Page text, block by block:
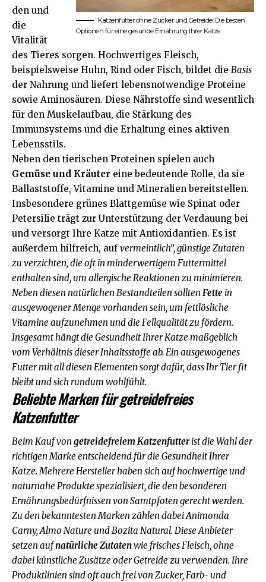
Katzenfutter ohne Zucker und Getreide: Die besten
Optionen für einegesunde Ernährung Ihrer Katze
den und
die
Vitalität
des Tieres sorgen. Hochwertiges Fleisch,
beispielsweise Huhn, Rind oder Fisch, bildet die Basis
der Nahrung und liefert lebensnotwendige Proteine
sowie Aminosäuren. Diese Nährstoffe sind wesentlich
für den Muskelaufbau, die Stärkung des
Immunsystems und die Erhaltung eines aktiven
Lebensstils.
Neben den tierischen Proteinen spielen auch
Gemüse und Kräuter eine bedeutende Rolle, da sie
Ballaststoffe, Vitamine und Mineralien bereitstellen.
Insbesondere grünes Blattgemüse wie Spinat oder
Petersilie trägt zur Unterstützung der Verdauung bei
und versorgt Ihre Katze mit Antioxidantien. Es ist
außerdem hilfreich, aufvermeintlich“, günstige Zutaten
zu verzichten, die oft in minderwertigem Futtermittel
enthalten sind, um allergische Reaktionen zu minimieren.
Neben diesen natürlichen Bestandteilen sollten Fette in
ausgewogener Menge vorhanden sein, um fettlösliche
Vitamine aufzunehmen und die Fellqualität zu fördern.
Insgesamt hängt die Gesundheit Ihrer Katze maßgeblich
vom Verhältnis dieser Inhaltsstoffe ab. Ein ausgewogenes
Futter mit all diesen Elementen sorgt dafür, dass Ihr Tier fit
bleibt und sich rundum wohlfühlt.
Beliebte Marken für getreidefreies
Katzenfutter
Beim Kauf von getreidefreiem Katzenfutterist die Wahl der
richtigen Marke entscheidend für die Gesundheit Ihrer
Katze. Mehrere Hersteller haben sich auf hochwertige und
naturnahe Produkte spezialisiert, die den besonderen
Ernährungsbedürfnissen von Samtpfoten gerecht werden.
Zu den bekanntesten Marken zählen dabeiAnimonda
Carny,Almo Nature undBozita Natural. Diese Anbieter
setzen aufnatürliche Zutatenwie frisches Fleisch, ohne
dabei künstliche Zusätze oder Getreide zu verwenden. Ihre
Produktlinien sind oft auch frei von Zucker, Farb- und